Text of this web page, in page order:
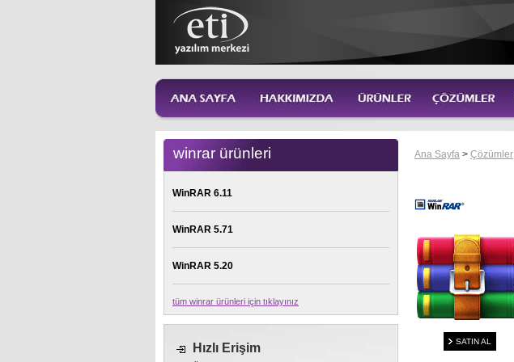
Ana Sayfa > Çözümler
SATIN AL
winrar ürünleri
WinRAR 6.11
WinRAR 5.71
WinRAR 5.20
tüm winrar ürünleri için tıklayınız
Hızlı Erişim